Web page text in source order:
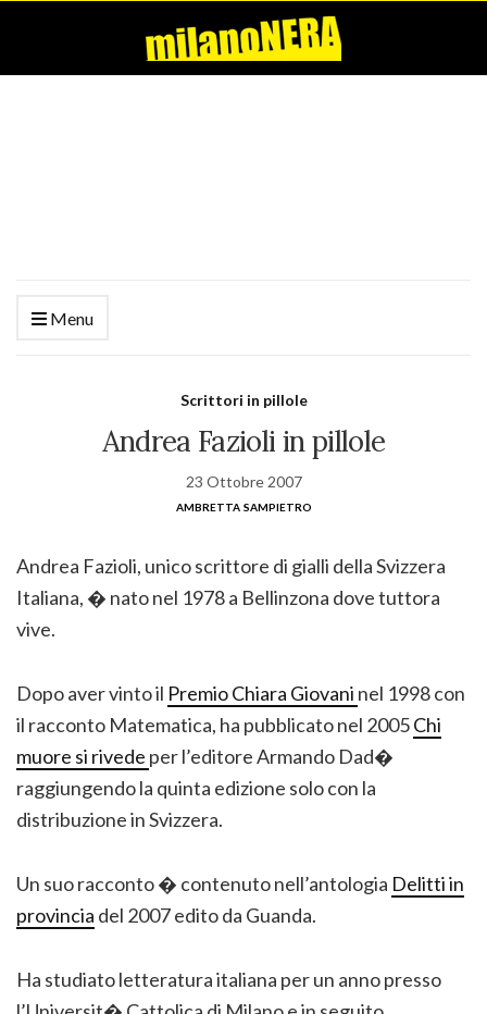
Menu
Scrittori in pillole
Andrea Fazioli in pillole
23 Ottobre 2007
ambretta sampietro
Andrea Fazioli, unico scrittore di gialli della Svizzera
Italiana, � nato nel 1978 a Bellinzona dove tuttora
vive.
Dopo aver vinto il Premio Chiara Giovani nel 1998 con
il racconto Matematica, ha pubblicato nel 2005Chi
muore si rivede per l’editore Armando Dad�
raggiungendo la quinta edizione solo con la
distribuzione in Svizzera.
Un suo racconto � contenuto nell’antologia Delitti in
provincia del 2007 edito da Guanda.
Ha studiato letteratura italiana per un anno presso